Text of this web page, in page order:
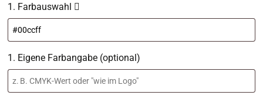
1. Farbauswahl
1. Eigene Farbangabe (optional)